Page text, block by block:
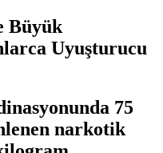
Büyük
Uyuşturucu
75
narkotik